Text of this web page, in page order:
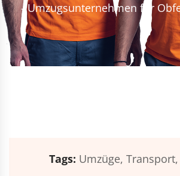
- Umzugsunternehmen für
Tags: Umzüge, Transport,